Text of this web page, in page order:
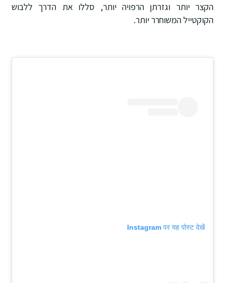
הקצר יותר וגזרתן הרפויה יותר, סללו את הדרך ללבוש
הקוקטייל המשוחרר יותר.
Instagram पर यह पोस्ट देखें